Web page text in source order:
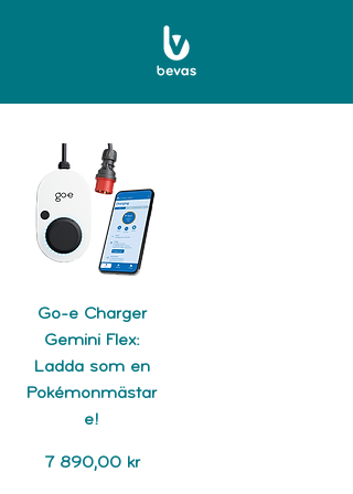
Go-e Charger
Gemini Flex:
Ladda som en
Pokémonmästar
e!
Pris
7 890,00 kr